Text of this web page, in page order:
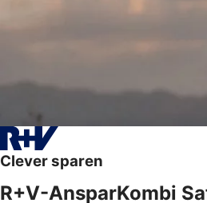
Clever sparen
R+V-AnsparKombi